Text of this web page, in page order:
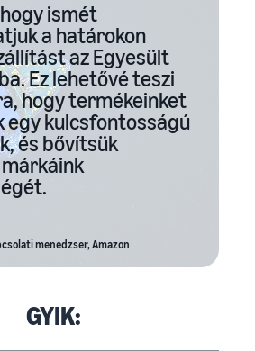
ismét
a határokon
az Egyesült
Ez lehetővé teszi
hogy termékeinket
egy kulcsfontosságú
és bővítsük
menedzser, Amazon
GYIK: